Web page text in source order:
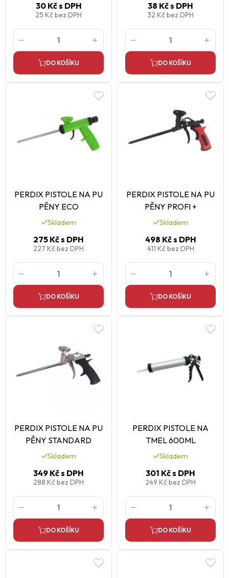
30 Kčs DPH
25 Kčbez DPH
DO KOŠÍKU
38 Kčs DPH
32 Kčbez DPH
DO KOŠÍKU
PERDIX PISTOLE NA PU
PĚNY ECO
Skladem
275 Kčs DPH
227 Kčbez DPH
DO KOŠÍKU
PERDIX PISTOLE NA PU
PĚNY PROFI +
Skladem
498 Kčs DPH
411 Kčbez DPH
DO KOŠÍKU
PERDIX PISTOLE NA PU
PĚNY STANDARD
Skladem
349 Kčs DPH
288 Kčbez DPH
DO KOŠÍKU
PERDIX PISTOLE NA
TMEL 600ML
Skladem
301 Kčs DPH
249 Kčbez DPH
DO KOŠÍKU